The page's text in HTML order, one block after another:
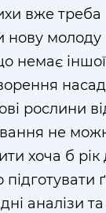
вже треба
нову молоду
немає
рослини
не
хоча б рік
аналізи